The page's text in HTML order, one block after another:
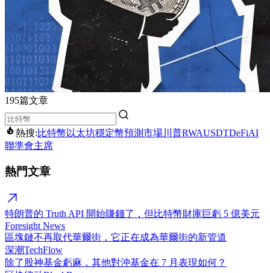
195篇文章
熱搜:比特幣 以太坊穩定幣預測市場川普RWAUSDTDeFiAI
聯準會主席
熱門文章
特朗普的 Truth API 開始賺錢了，但比特幣財庫巨虧 5 億美元
Foresight News
區塊鏈不再取代華爾街，它正在成為華爾街的新管道
深潮TechFlow
除了股神基金虧麻，其他對沖基金在 7 月表現如何？